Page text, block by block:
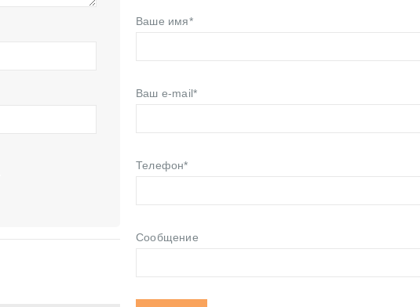
Ваше имя*
Ваш e-mail*
Телефон*
Сообщение